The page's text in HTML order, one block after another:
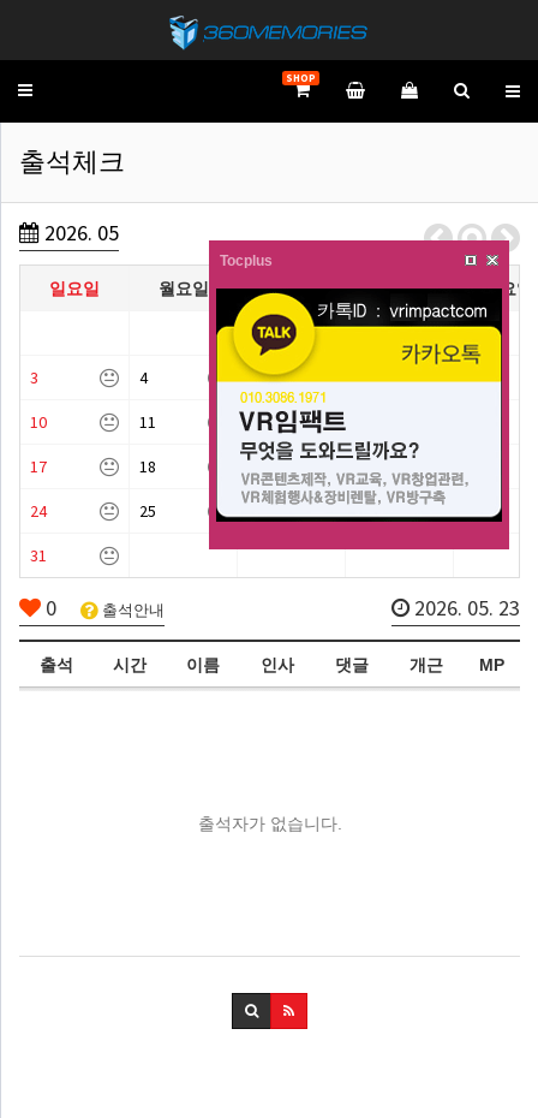
Toggle
SHOP
출석체크
2026. 05
일요일 월요일 화요일 수요일 목요일
3 4 5 6 7
10 11 12
17 18 19 20
24 25 26 27 28
31
0 출석안내 2026. 05. 23
출석 시간 이름 인사 댓글 개근 MP
출석자가 없습니다.
Tocplus